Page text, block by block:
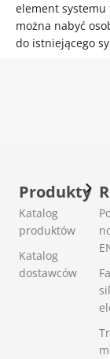
element systemu
można nabyć
do istniejącego
Produkty
Katalog
produktów
Katalog
dostawców